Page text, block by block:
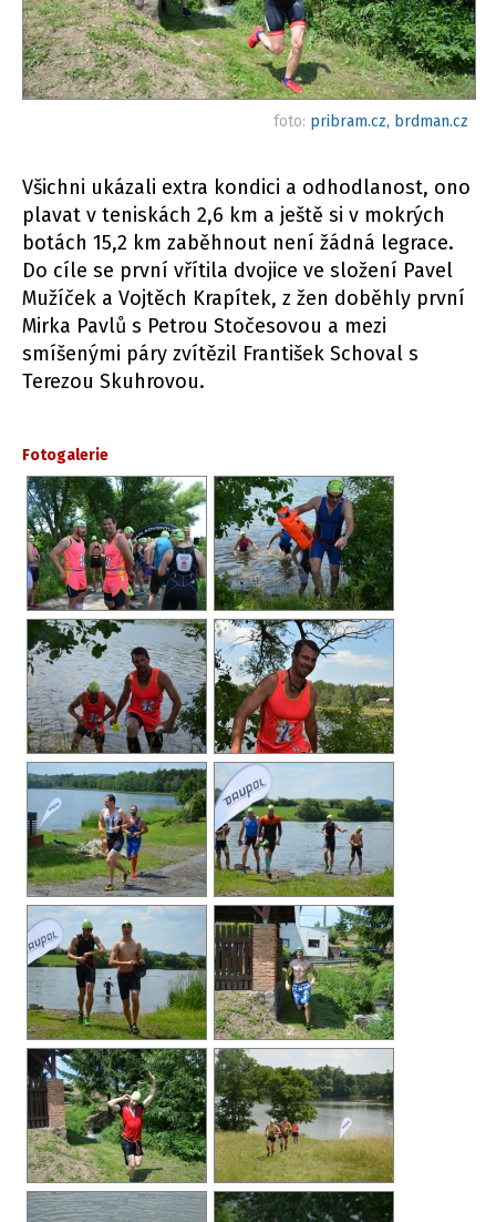
foto: pribram.cz, brdman.cz
Všichni ukázali extra kondici a odhodlanost, ono
plavat v teniskách 2,6 km a ještě si v mokrých
botách 15,2 km zaběhnout není žádná legrace.
Do cíle se první vřítila dvojice ve složení Pavel
Mužíček a Vojtěch Krapítek, z žen doběhly první
Mirka Pavlů s Petrou Stočesovou a mezi
smíšenými páry zvítězil František Schoval s
Terezou Skuhrovou.
Fotogalerie